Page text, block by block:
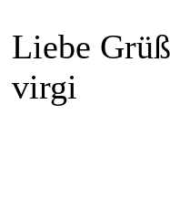
Liebe
virgi